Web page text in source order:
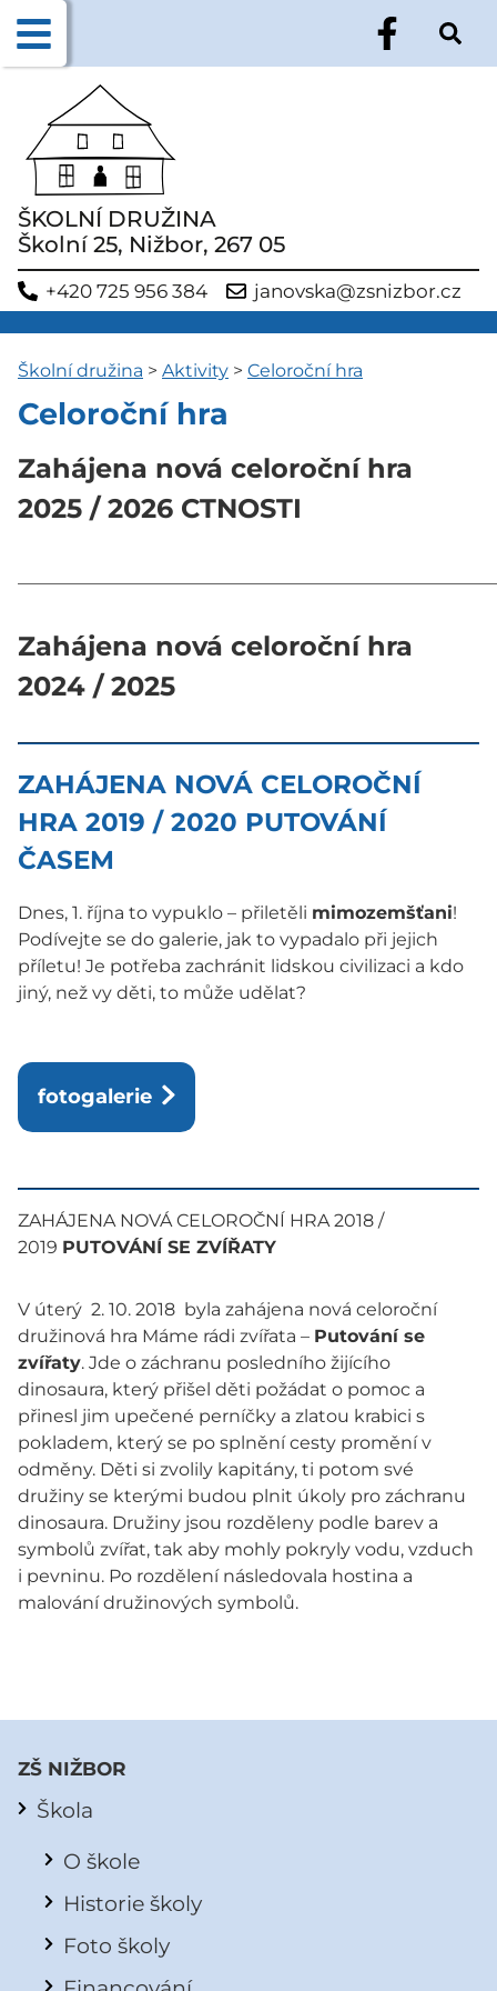
ŠKOLNÍ DRUŽINA
Školní 25, Nižbor, 267 05
+420 725 956 384 janovska@zsnizbor.cz
Školní družina > Aktivity > Celoroční hra
Celoroční hra
Zahájena nová celoroční hra
2025 / 2026 CTNOSTI
Zahájena nová celoroční hra
2024 / 2025
ZAHÁJENA NOVÁ CELOROČNÍ
HRA 2019 / 2020 PUTOVÁNÍ
ČASEM
Dnes, 1. října to vypuklo – přiletěli mimozemšťani!
Podívejte se do galerie, jak to vypadalo při jejich
příletu! Je potřeba zachránit lidskou civilizaci a kdo
jiný, než vy děti, to může udělat?
fotogalerie
ZAHÁJENA NOVÁ CELOROČNÍ HRA 2018 /
2019 PUTOVÁNÍ SE ZVÍŘATY
V úterý 2. 10. 2018 byla zahájena nová celoroční
družinová hra Máme rádi zvířata – Putování se
zvířaty. Jde o záchranu posledního žijícího
dinosaura, který přišel děti požádat o pomoc a
přinesl jim upečené perníčky a zlatou krabici s
pokladem, který se po splnění cesty promění v
odměny. Děti si zvolily kapitány, ti potom své
družiny se kterými budou plnit úkoly pro záchranu
dinosaura. Družiny jsou rozděleny podle barev a
symbolů zvířat, tak aby mohly pokryly vodu, vzduch
i pevninu. Po rozdělení následovala hostina a
malování družinových symbolů.
ZŠ NIŽBOR
Škola
O škole
Historie školy
Foto školy